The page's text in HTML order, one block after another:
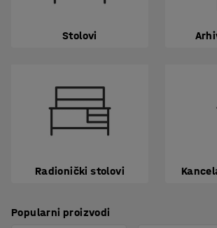
Stolovi
Radionički stolovi
Popularni proizvodi